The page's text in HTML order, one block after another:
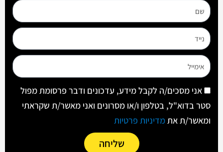
שם
נייד
אימייל
הסכמה
אני מסכים/ה לקבל מידע, עדכונים ודבר פרסומת מפול
סטר בדוא"ל, בטלפון ו/או מסרונים ואני מאשר/ת שקראתי
ומאשר/ת אתמדיניות פרטיות
שליחה